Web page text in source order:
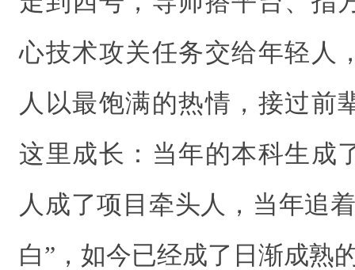
心技术攻关任务交给年轻人
人以最饱满的热情，接过前
这里成长：当年的本科生成
人成了项目牵头人，当年追
白”，如今已经成了日渐成熟